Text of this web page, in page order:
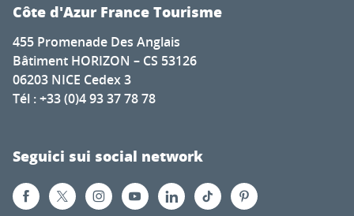
Côte d'Azur France Tourisme
455 Promenade Des Anglais
Bâtiment HORIZON – CS 53126
06203 NICE Cedex 3
Tél : +33 (0)4 93 37 78 78
Seguici sui social network